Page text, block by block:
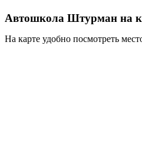
Автошкола Штурман на
На карте удобно посмотреть